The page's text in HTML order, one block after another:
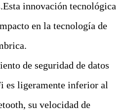
innovación tecnológica
en la tecnología de
de seguridad de datos
es ligeramente inferior al
su velocidad de